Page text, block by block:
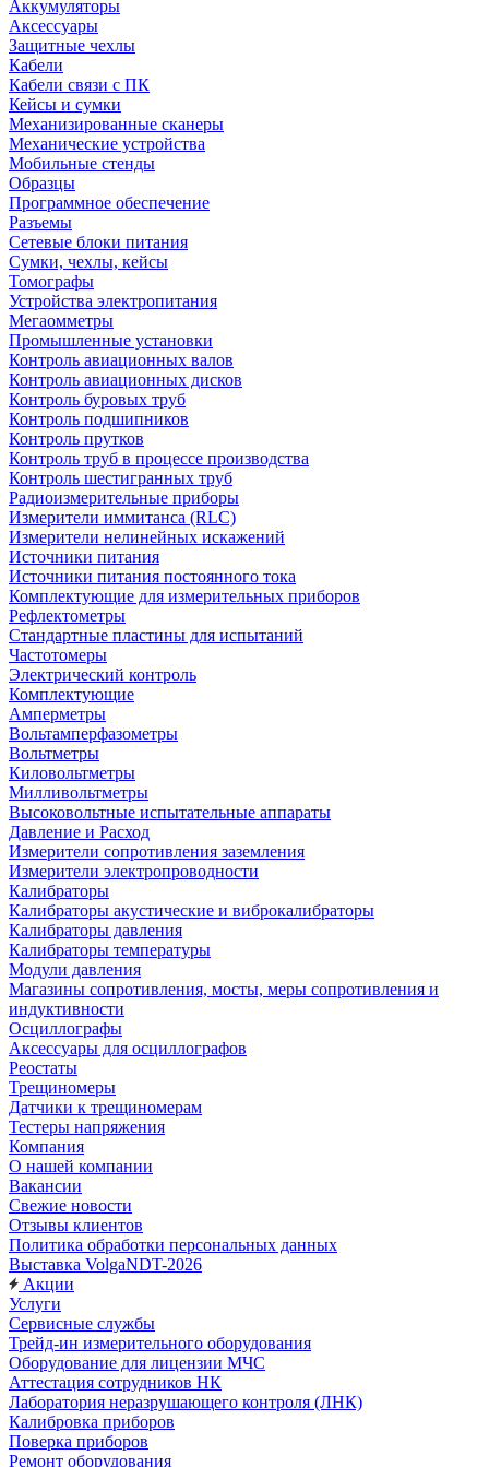
Аккумуляторы
Аксессуары
Защитные чехлы
Кабели
Кабели связи с ПК
Кейсы и сумки
Механизированные сканеры
Механические устройства
Мобильные стенды
Образцы
Программное обеспечение
Разъемы
Сетевые блоки питания
Сумки, чехлы, кейсы
Томографы
Устройства электропитания
Мегаомметры
Промышленные установки
Контроль авиационных валов
Контроль авиационных дисков
Контроль буровых труб
Контроль подшипников
Контроль прутков
Контроль труб в процессе производства
Контроль шестигранных труб
Радиоизмерительные приборы
Измерители иммитанса (RLC)
Измерители нелинейных искажений
Источники питания
Источники питания постоянного тока
Комплектующие для измерительных приборов
Рефлектометры
Стандартные пластины для испытаний
Частотомеры
Электрический контроль
Комплектующие
Амперметры
Вольтамперфазометры
Вольтметры
Киловольтметры
Милливольтметры
Высоковольтные испытательные аппараты
Давление и Расход
Измерители сопротивления заземления
Измерители электропроводности
Калибраторы
Калибраторы акустические и виброкалибраторы
Калибраторы давления
Калибраторы температуры
Модули давления
Магазины сопротивления, мосты, меры сопротивления и
индуктивности
Осциллографы
Аксессуары для осциллографов
Реостаты
Трещиномеры
Датчики к трещиномерам
Тестеры напряжения
Компания
О нашей компании
Вакансии
Свежие новости
Отзывы клиентов
Политика обработки персональных данных
Выставка VolgaNDT-2026
Акции
Услуги
Сервисные службы
Трейд-ин измерительного оборудования
Оборудование для лицензии МЧС
Аттестация сотрудников НК
Лаборатория неразрушающего контроля (ЛНК)
Калибровка приборов
Поверка приборов
Ремонт оборудования